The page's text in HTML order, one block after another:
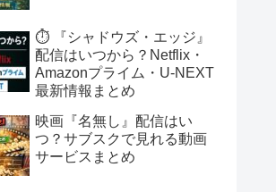
⏱️ 『シャドウズ・エッジ』
配信はいつから？Netflix・
Amazonプライム・U-NEXT
最新情報まとめ
映画『名無し』配信はい
つ？サブスクで見れる動画
サービスまとめ